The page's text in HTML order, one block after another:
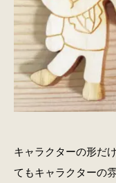
キャラクターの形だ
てもキャラクターの